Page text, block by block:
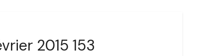
2015 153